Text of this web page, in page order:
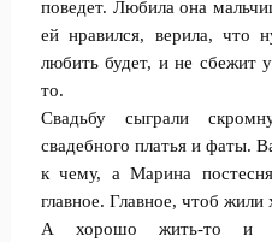
поведет. Любила она
ей нравился, верила, что
любить будет, и не сбежит
то.
Свадьбу сыграли
свадебного платья и фаты.
к чему, а Марина
главное. Главное, чтоб
А хорошо жить-то и